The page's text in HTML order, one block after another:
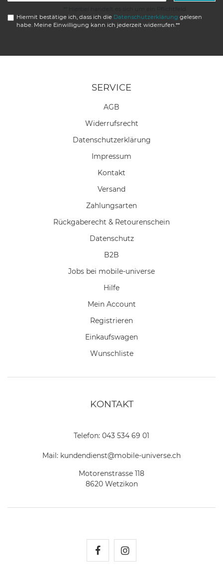
Hiermit bestätige ich, dass ich die Daten­schutz­erklärung gelesen
habe. Meine Einwilligung kann ich jederzeit widerrufen.**
SERVICE
AGB
Widerrufs­recht
Daten­schutz­erklärung
Impressum
Kontakt
Versand
Zahlungsarten
Rückgaberecht & Retourenschein
Datenschutz
B2B
Jobs bei mobile-universe
Hilfe
Mein Account
Registrieren
Einkaufswagen
Wunschliste
KONTAKT
Telefon: 043 534 69 01
Mail: kundendienst@mobile-universe.ch
Motorenstrasse 118
8620 Wetzikon